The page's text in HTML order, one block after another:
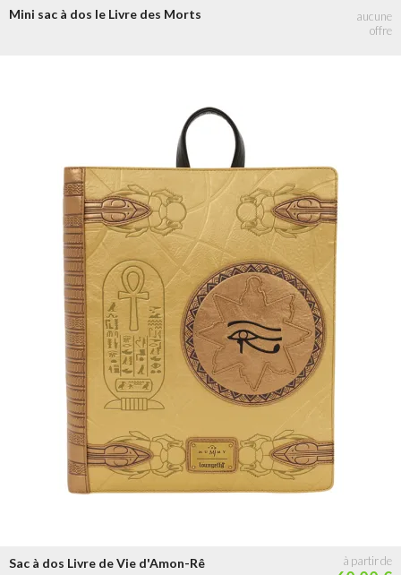
Mini sac à dos le Livre des Morts
Sac à dos Livre de Vie d'Amon-Rê